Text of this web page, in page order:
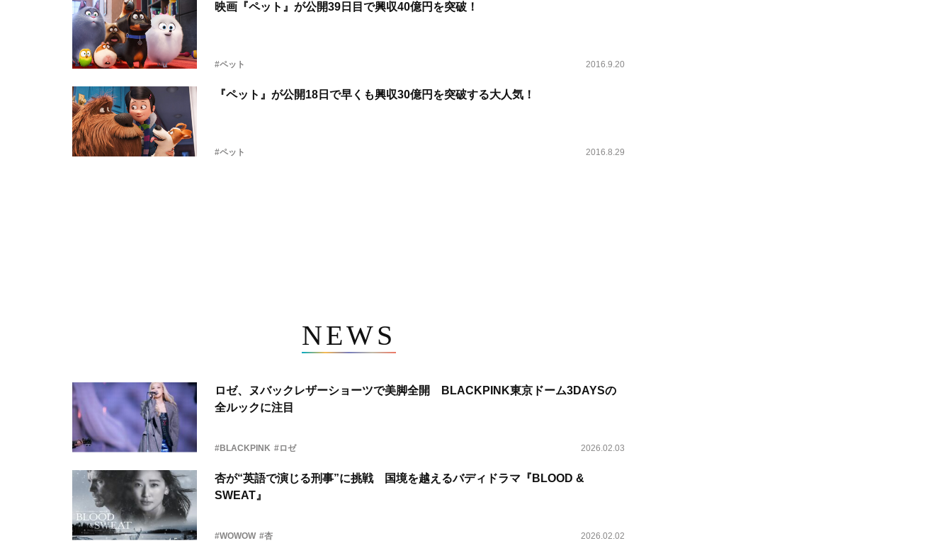
映画『ペット』が公開39日目で興収40億円を突破！
#ペット 2016.9.20
『ペット』が公開18日で早くも興収30億円を突破する大人気！
#ペット 2016.8.29
NEWS
ロゼ、ヌバックレザーショーツで美脚全開 BLACKPINK東京ドーム3DAYSの
全ルックに注目
#BLACKPINK #ロゼ 2026.02.03
杏が“英語で演じる刑事”に挑戦 国境を越えるバディドラマ『BLOOD &
SWEAT』
#WOWOW #杏 2026.02.02